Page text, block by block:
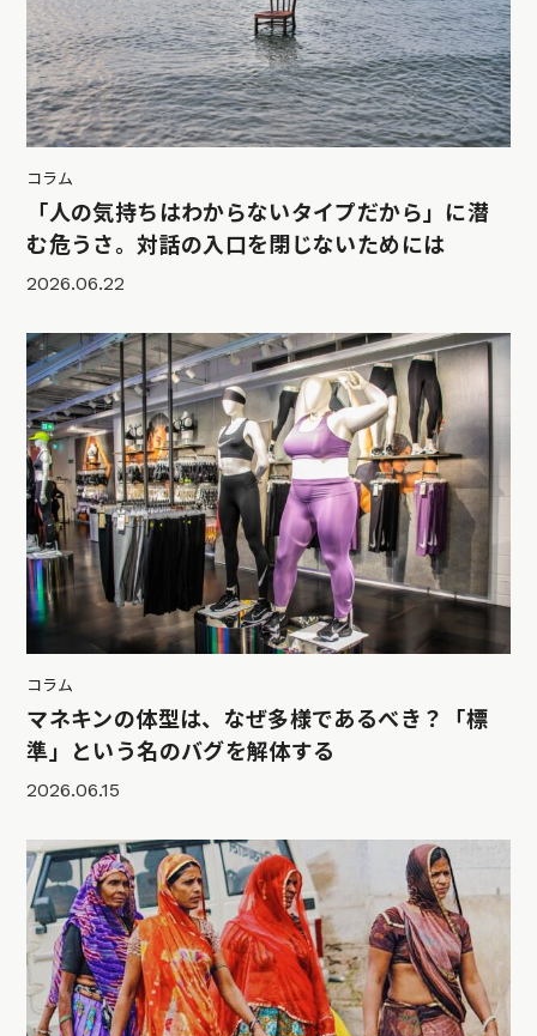
コラム
「人の気持ちはわからないタイプだから」に潜
む危うさ。対話の入口を閉じないためには
2026.06.22
コラム
マネキンの体型は、なぜ多様であるべき？「標
準」という名のバグを解体する
2026.06.15